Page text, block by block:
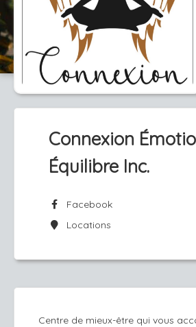
Connexion
Équilibre Inc.
Facebook
Locations
Centre de mieux-être qui vous